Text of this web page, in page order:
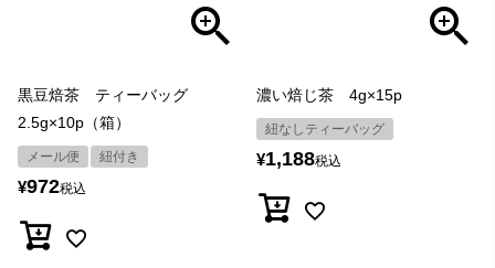
黒豆焙茶 ティーバッグ
2.5g×10p（箱）
メール便 紐付き
¥972税込
濃い焙じ茶 4g×15p
紐なしティーバッグ
¥1,188税込